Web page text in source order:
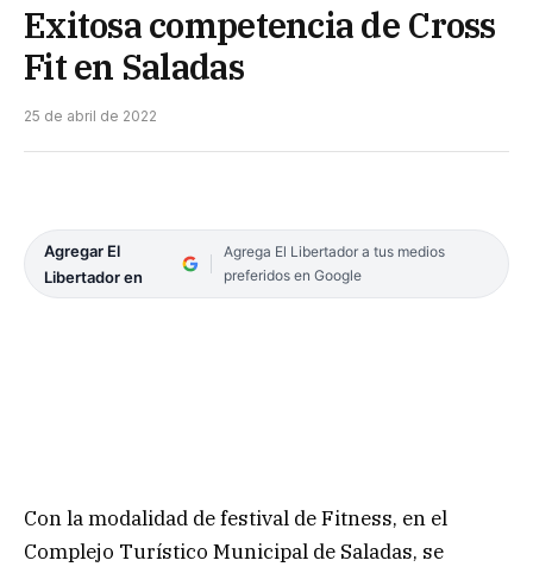
Exitosa competencia de Cross
Fit en Saladas
25 de abril de 2022
Agregar El
Libertador en
Agrega El Libertador a tus medios
preferidos en Google
Con la modalidad de festival de Fitness, en el
Complejo Turístico Municipal de Saladas, se